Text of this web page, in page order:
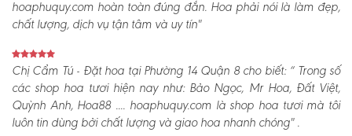
hoaphuquy.com hoàn toàn đúng đắn. Hoa phải nói là làm đẹp,
chất lượng, dịch vụ tận tâm và uy tín"
Chị Cẩm Tú - Đặt hoa tại Phường 14 Quận 8 cho biết:“ Trong số
các shop hoa tươi hiện nay như: Bảo Ngọc, Mr Hoa, Đất Việt,
Quỳnh Anh, Hoa88 .... hoaphuquy.com là shop hoa tươi mà tôi
luôn tin dùng bởi chất lượng và giao hoa nhanh chóng" .